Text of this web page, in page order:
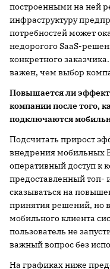
построенными на ней
инфраструктуру
потребностей может
недорогого SaaS-
конкретного
важен, чем выбор
Повышается ли
компании после того,
подключаются
Подсчитать прирост
внедрения мобильных
оперативный доступ к
предоставленный
сказываться на
принятия решений, но в
мобильного клиента
пользователь не
важный вопрос без
На графиках ниже